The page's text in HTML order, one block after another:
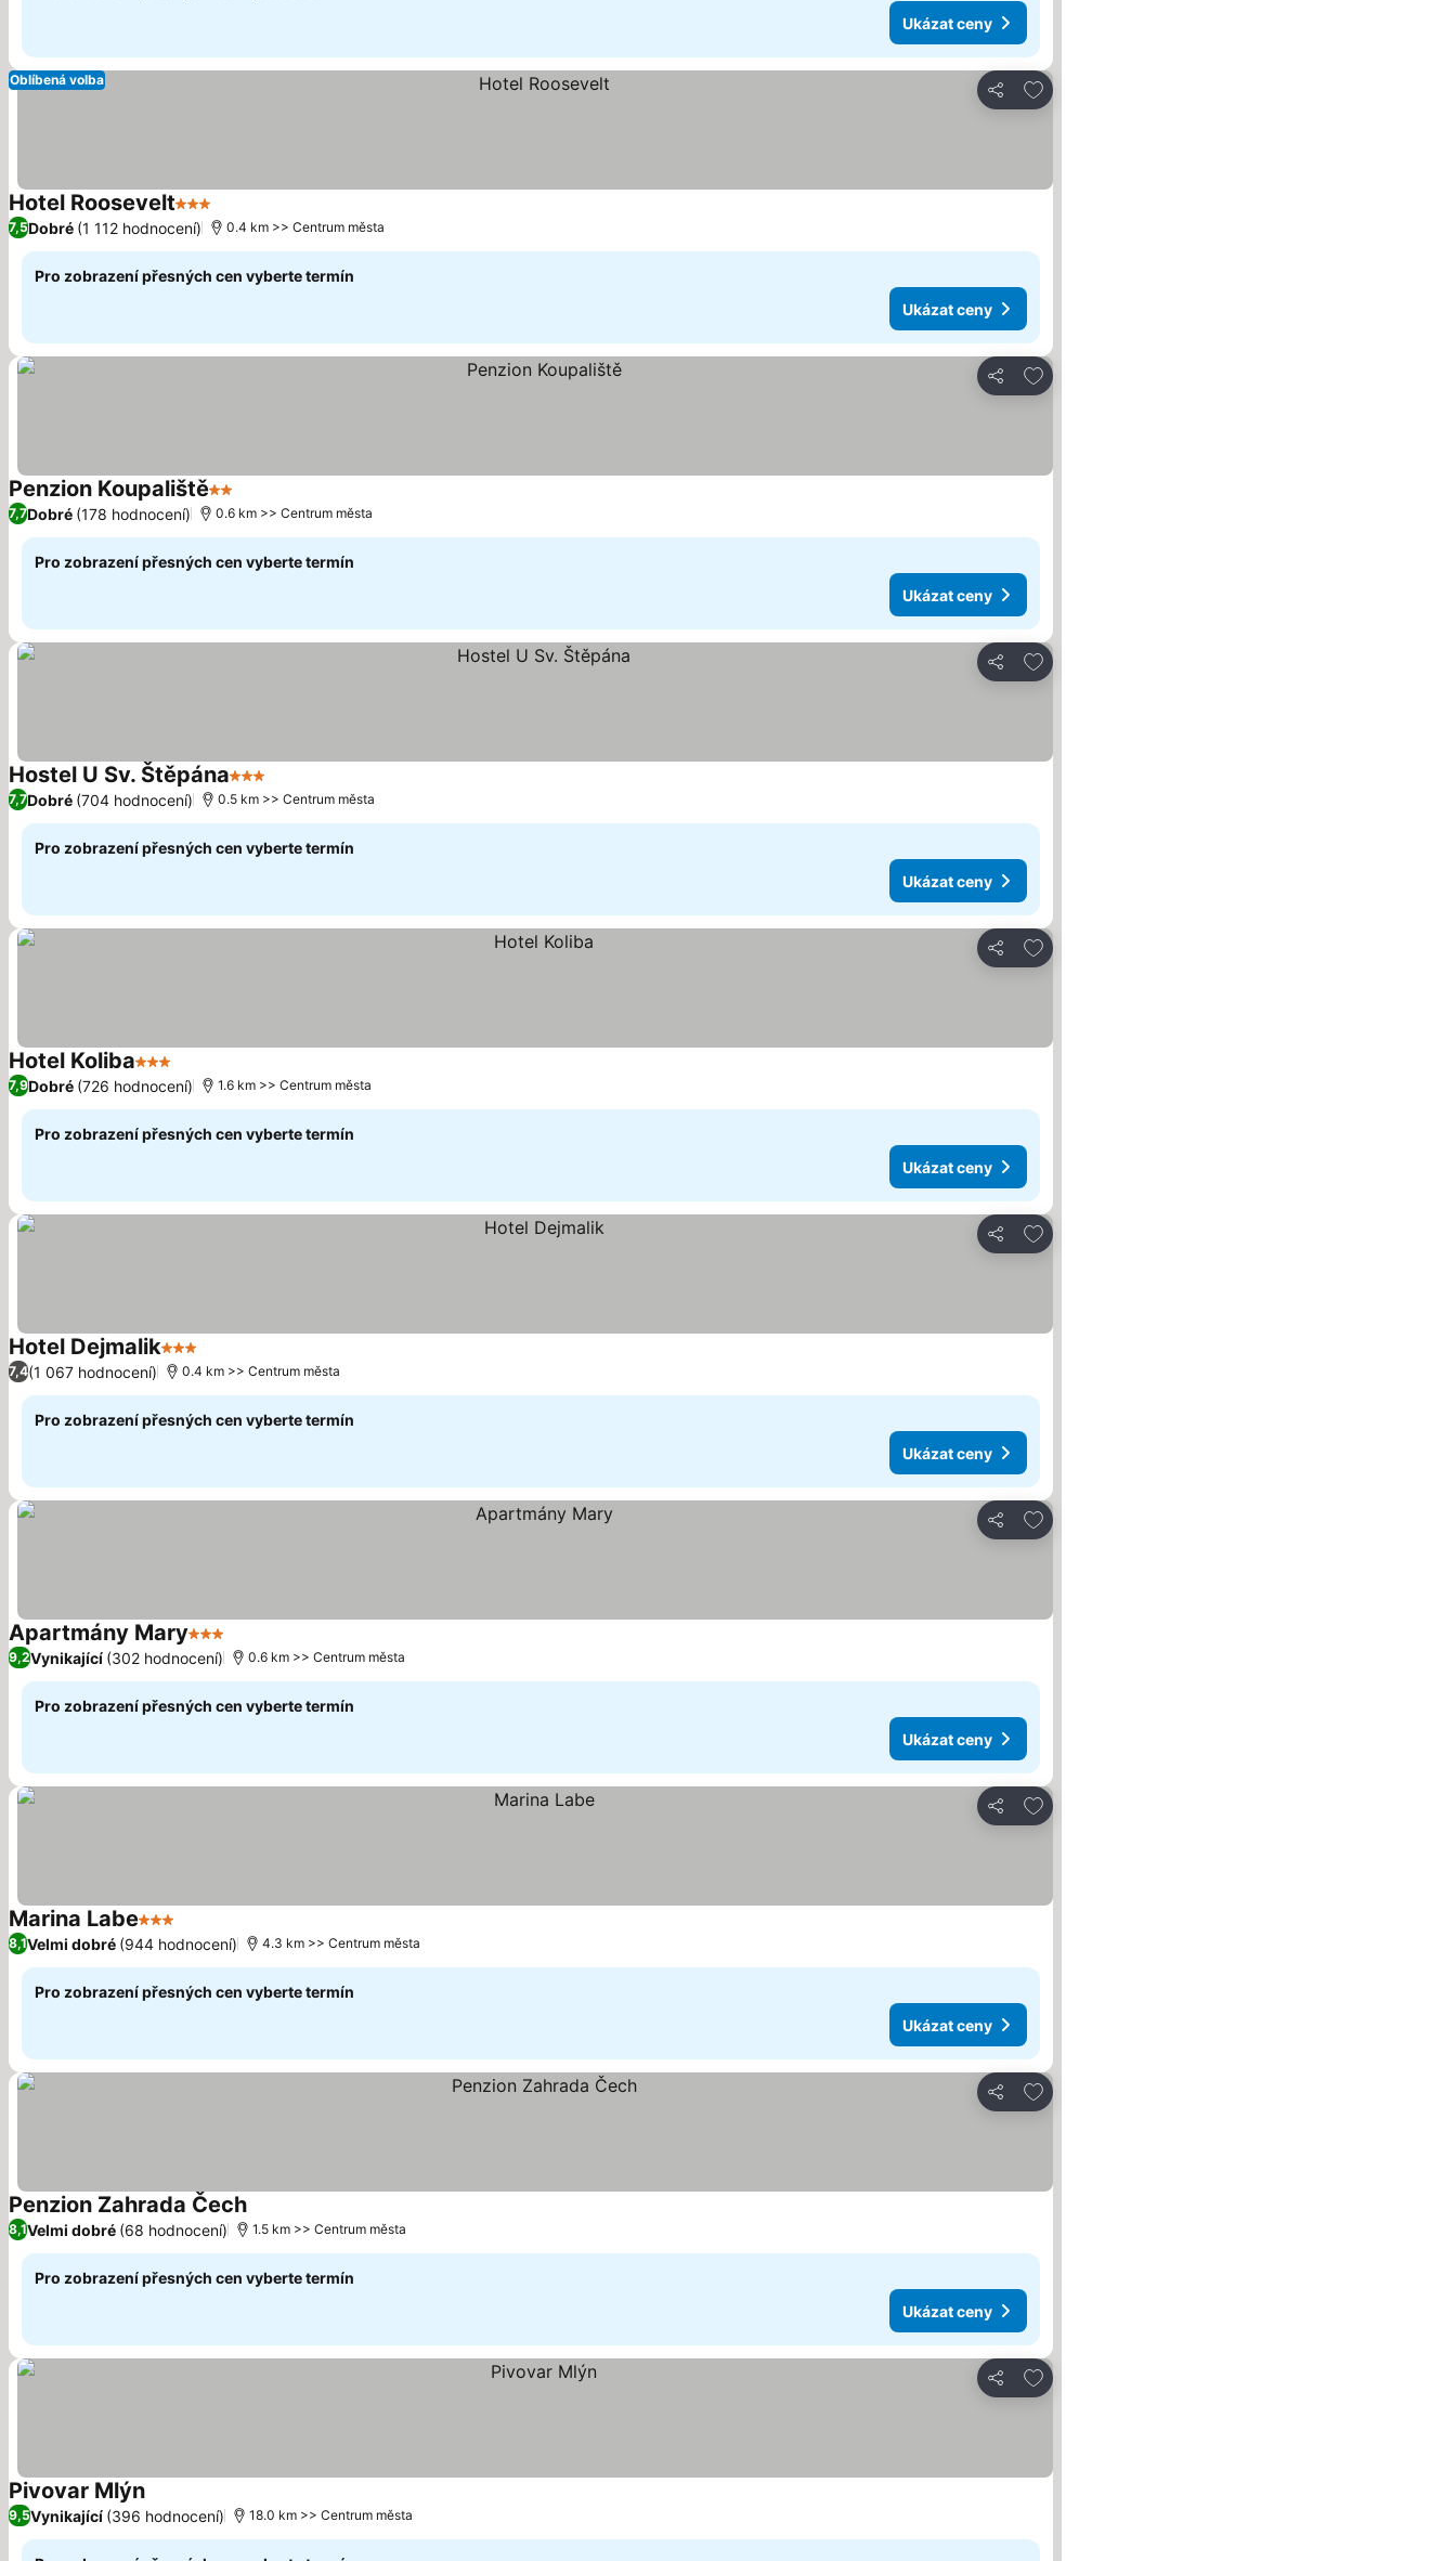
Ukázat ceny
Sdílet
Přidat na seznam oblíbených hotelů
Oblíbená volba
Hotel Roosevelt3 Počet hvězdiček
7,5Dobré (1 112 hodnocení) 0.4 km >> Centrum města
Pro zobrazení přesných cen vyberte termín
Ukázat ceny
Sdílet
Přidat na seznam oblíbených hotelů
Penzion Koupaliště2 Počet hvězdiček
7,7Dobré (178 hodnocení) 0.6 km >> Centrum města
Pro zobrazení přesných cen vyberte termín
Ukázat ceny
Sdílet
Přidat na seznam oblíbených hotelů
Hostel U Sv. Štěpána3 Počet hvězdiček
7,7Dobré (704 hodnocení) 0.5 km >> Centrum města
Pro zobrazení přesných cen vyberte termín
Ukázat ceny
Sdílet
Přidat na seznam oblíbených hotelů
Hotel Koliba3 Počet hvězdiček
7,9Dobré (726 hodnocení) 1.6 km >> Centrum města
Pro zobrazení přesných cen vyberte termín
Ukázat ceny
Sdílet
Přidat na seznam oblíbených hotelů
Hotel Dejmalik3 Počet hvězdiček
7,4(1 067 hodnocení) 0.4 km >> Centrum města
Pro zobrazení přesných cen vyberte termín
Ukázat ceny
Sdílet
Přidat na seznam oblíbených hotelů
Apartmány Mary3 Počet hvězdiček
9,2Vynikající (302 hodnocení) 0.6 km >> Centrum města
Pro zobrazení přesných cen vyberte termín
Ukázat ceny
Sdílet
Přidat na seznam oblíbených hotelů
Marina Labe3 Počet hvězdiček
8,1Velmi dobré (944 hodnocení) 4.3 km >> Centrum města
Pro zobrazení přesných cen vyberte termín
Ukázat ceny
Sdílet
Přidat na seznam oblíbených hotelů
Penzion Zahrada Čech
8,1Velmi dobré (68 hodnocení) 1.5 km >> Centrum města
Pro zobrazení přesných cen vyberte termín
Ukázat ceny
Sdílet
Přidat na seznam oblíbených hotelů
Pivovar Mlýn
9,5Vynikající (396 hodnocení) 18.0 km >> Centrum města